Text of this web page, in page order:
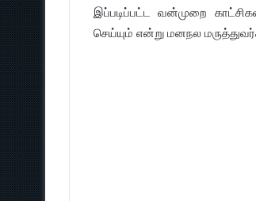
இப்படிப்பட்ட வன்முறை
செய்யும் என்று மனநல